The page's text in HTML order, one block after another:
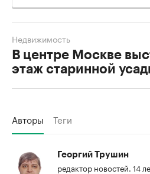
В центре Москве
этаж старинной
Недвижимость
Авторы Теги
Георгий Трушин
редактор новостей. 14